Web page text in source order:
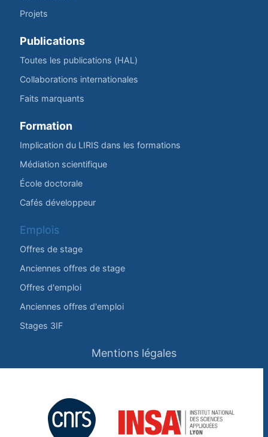
Projets
Publications
Toutes les publications (HAL)
Collaborations internationales
Faits marquants
Formation
Implication du LIRIS dans les formations
Médiation scientifique
École doctorale
Cafés développeur
Emplois
Offres de stage
Anciennes offres de stage
Offres d'emploi
Anciennes offres d'emploi
Stages 3IF
Mentions légales